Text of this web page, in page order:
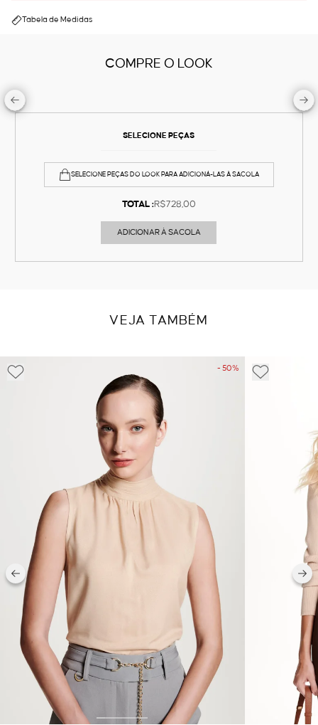
Tabela de Medidas
COMPRE O LOOK
SELECIONE PEÇAS
SELECIONE PEÇAS DO LOOK PARA ADICIONÁ-LAS À SACOLA
TOTAL :R$728,00
ADICIONAR À SACOLA
VEJA TAMBÉM
- 50%